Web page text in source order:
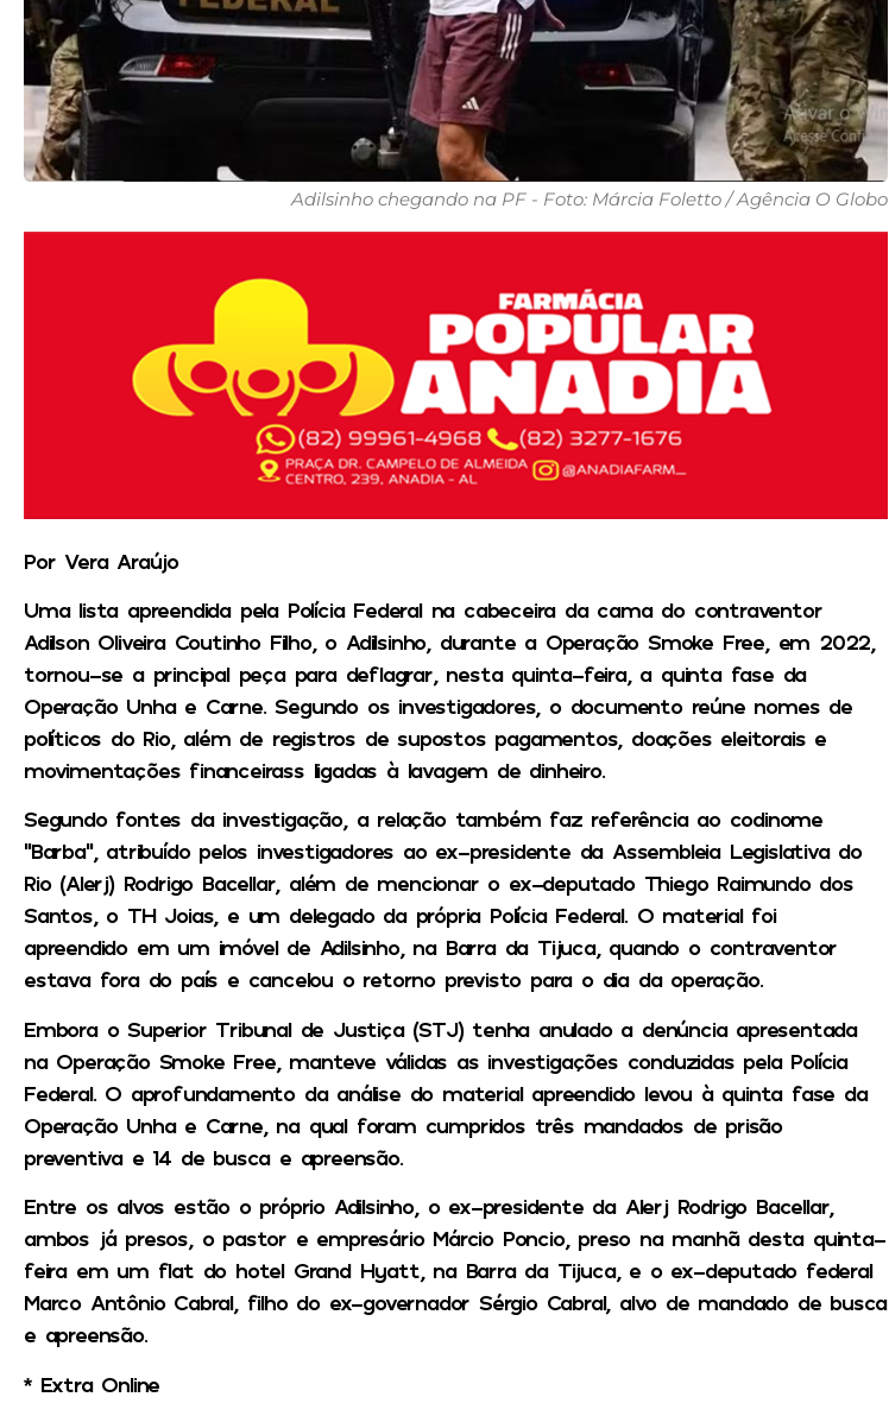
Adilsinho chegando na PF - Foto: Márcia Foletto / Agência O Globo
Por Vera Araújo
Uma lista apreendida pela Polícia Federal na cabeceira da cama do contraventor
Adilson Oliveira Coutinho Filho, o Adilsinho, durante a Operação Smoke Free, em 2022,
tornou-se a principal peça para deflagrar, nesta quinta-feira, a quinta fase da
Operação Unha e Carne. Segundo os investigadores, o documento reúne nomes de
políticos do Rio, além de registros de supostos pagamentos, doações eleitorais e
movimentações financeirass ligadas à lavagem de dinheiro.
Segundo fontes da investigação, a relação também faz referência ao codinome
“Barba”, atribuído pelos investigadores ao ex-presidente da Assembleia Legislativa do
Rio (Alerj) Rodrigo Bacellar, além de mencionar o ex-deputado Thiego Raimundo dos
Santos, o TH Joias, e um delegado da própria Polícia Federal. O material foi
apreendido em um imóvel de Adilsinho, na Barra da Tijuca, quando o contraventor
estava fora do país e cancelou o retorno previsto para o dia da operação.
Embora o Superior Tribunal de Justiça (STJ) tenha anulado a denúncia apresentada
na Operação Smoke Free, manteve válidas as investigações conduzidas pela Polícia
Federal. O aprofundamento da análise do material apreendido levou à quinta fase da
Operação Unha e Carne, na qual foram cumpridos três mandados de prisão
preventiva e 14 de busca e apreensão.
Entre os alvos estão o próprio Adilsinho, o ex-presidente da Alerj Rodrigo Bacellar,
ambos já presos, o pastor e empresário Márcio Poncio, preso na manhã desta quinta-
feira em um flat do hotel Grand Hyatt, na Barra da Tijuca, e o ex-deputado federal
Marco Antônio Cabral, filho do ex-governador Sérgio Cabral, alvo de mandado de busca
e apreensão.
* Extra Online